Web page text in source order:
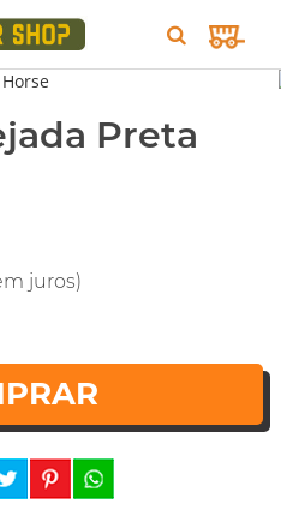
Preta
juros)